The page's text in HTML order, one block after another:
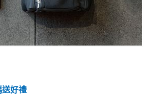
送好禮